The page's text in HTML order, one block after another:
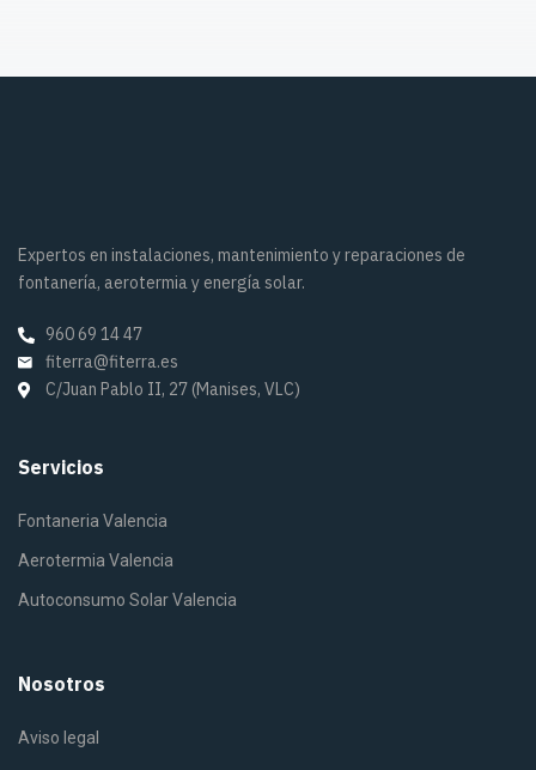
Expertos en instalaciones, mantenimiento y reparaciones de
fontanería, aerotermia y energía solar.
960 69 14 47
fiterra@fiterra.es
C/Juan Pablo II, 27 (Manises, VLC)
Servicios
Fontaneria Valencia
Aerotermia Valencia
Autoconsumo Solar Valencia
Nosotros
Aviso legal